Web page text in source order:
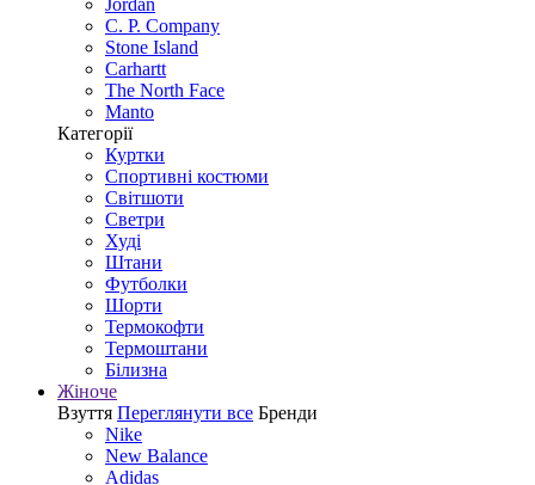
Jordan
C. P. Company
Stone Island
Carhartt
The North Face
Manto
Категорії
Куртки
Спортивні костюми
Світшоти
Светри
Худі
Штани
Футболки
Шорти
Термокофти
Термоштани
Білизна
Жіноче
Взуття Переглянути все Бренди
Nike
New Balance
Adidas